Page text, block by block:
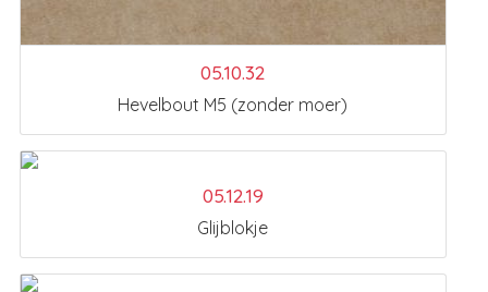
05.10.32
Hevelbout M5 (zonder moer)
05.12.19
Glijblokje